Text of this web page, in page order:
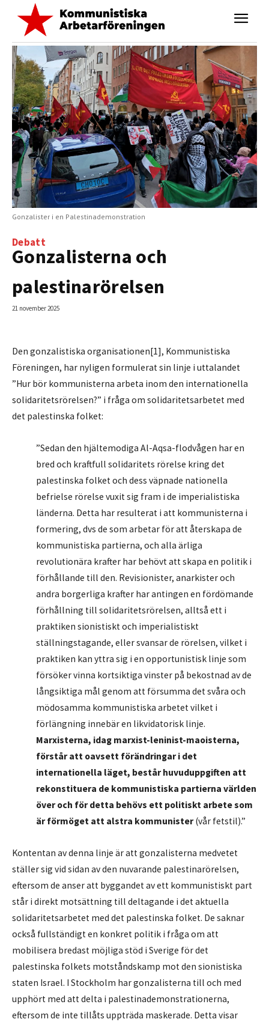
Gonzalister i en Palestinademonstration
Debatt
Gonzalisterna och
palestinarörelsen
21 november 2025
Den gonzalistiska organisationen[1], Kommunistiska
Föreningen, har nyligen formulerat sin linje i uttalandet
”Hur bör kommunisterna arbeta inom den internationella
solidaritetsrörelsen?” i fråga om solidaritetsarbetet med
det palestinska folket:
”Sedan den hjältemodiga Al-Aqsa-flodvågen har en
bred och kraftfull solidaritets rörelse kring det
palestinska folket och dess väpnade nationella
befrielse rörelse vuxit sig fram i de imperialistiska
länderna. Detta har resulterat i att kommunisterna i
formering, dvs de som arbetar för att återskapa de
kommunistiska partierna, och alla ärliga
revolutionära krafter har behövt att skapa en politik i
förhållande till den. Revisionister, anarkister och
andra borgerliga krafter har antingen en fördömande
förhållning till solidaritetsrörelsen, alltså ett i
praktiken sionistiskt och imperialistiskt
ställningstagande, eller svansar de rörelsen, vilket i
praktiken kan yttra sig i en opportunistisk linje som
försöker vinna kortsiktiga vinster på bekostnad av de
långsiktiga mål genom att försumma det svåra och
mödosamma kommunistiska arbetet vilket i
förlängning innebär en likvidatorisk linje.
Marxisterna, idag marxist-leninist-maoisterna,
förstår att oavsett förändringar i det
internationella läget, består huvuduppgiften att
rekonstituera de kommunistiska partierna världen
över och för detta behövs ett politiskt arbete som
är förmöget att alstra kommunister(vår fetstil).”
Kontentan av denna linje är att gonzalisterna medvetet
ställer sig vid sidan av den nuvarande palestinarörelsen,
eftersom de anser att byggandet av ett kommunistiskt part
står i direkt motsättning till deltagande i det aktuella
solidaritetsarbetet med det palestinska folket. De saknar
också fullständigt en konkret politik i fråga om att
mobilisera bredast möjliga stöd i Sverige för det
palestinska folkets motståndskamp mot den sionistiska
staten Israel. I Stockholm har gonzalisterna till och med
upphört med att delta i palestinademonstrationerna,
eftersom de inte tillåts uppträda maskerade. Detta visar